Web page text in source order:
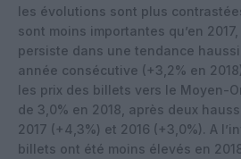
les évolutions sont plus
sont moins importantes qu’en 2017,
persiste dans une tendance
année consécutive (+3,2% en
les prix des billets vers le Moyen-
de 3,0% en 2018, après deux
2017 (+4,3%) et 2016 (+3,0%). A
billets ont été moins élevés en